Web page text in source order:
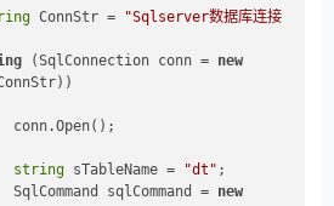
ConnStr =
"Sqlserver数据库连接
(SqlConnection conn = new
                conn.Open();
string sTableName = "dt" ;
                SqlCommand sqlCommand =
new